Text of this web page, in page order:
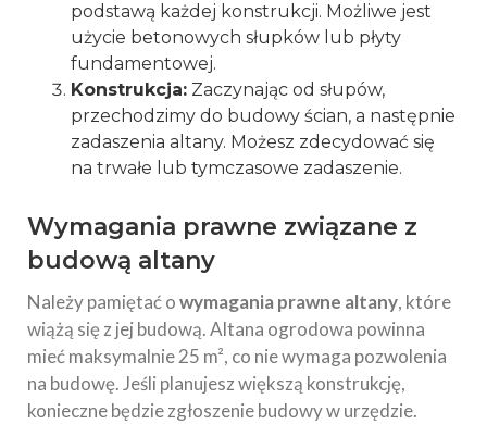
podstawą każdej konstrukcji. Możliwe jest
użycie betonowych słupków lub płyty
fundamentowej.
Konstrukcja: Zaczynając od słupów,
przechodzimy do budowy ścian, a następnie
zadaszenia altany. Możesz zdecydować się
na trwałe lub tymczasowe zadaszenie.
Wymagania prawne związane z
budową altany
Należy pamiętać owymagania prawne altany, które
wiążą się z jej budową. Altana ogrodowa powinna
mieć maksymalnie 25 m², co nie wymaga pozwolenia
na budowę. Jeśli planujesz większą konstrukcję,
konieczne będzie zgłoszenie budowy w urzędzie.